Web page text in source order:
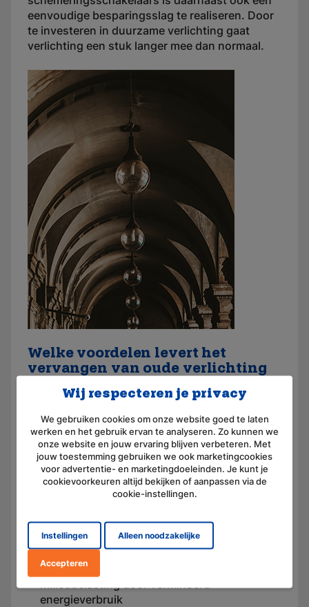
eenvoudige besparingsslag te realiseren. Door
te investeren in duurzame verlichting gaat
verlichting een stuk langer mee dan normaal.
Welke voordelen levert het
vervangen van oude verlichting
Het vervangen van oude verlichting kan
voordelen opleveren voor de woningcorporatie,
de gebruikers en het milieu. Zo profiteert iedere
partij van een duurzame investering!
Voordelen woningcorporatie: Lagere
Voordelen bewoners/gebruikers: Lagere
energiekosten, meer leef comfort en een
groter gevoel van veiligheid
Voordeel voor het milieu
milieubelasting door verminderd
energieverbruik
Wij respecteren je privacy
We gebruiken cookies om onze website goed te laten
werken en het gebruik ervan te analyseren. Zo kunnen we
onze website en jouw ervaring blijven verbeteren. Met
jouw toestemming gebruiken we ook marketingcookies
voor advertentie- en marketingdoeleinden. Je kunt je
cookievoorkeuren altijd bekijken of aanpassen via de
cookie-instellingen.
Instellingen Alleen noodzakelijke
Accepteren